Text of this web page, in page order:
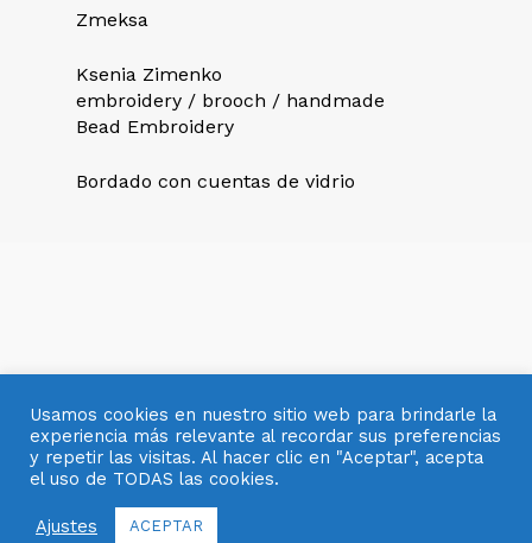
Zmeksa
Ksenia Zimenko
embroidery / brooch / handmade
Bead Embroidery
Bordado con cuentas de vidrio
© 2007- 2025 OBJETOS CON VIDRIO
Usamos cookies en nuestro sitio web para brindarle la
experiencia más relevante al recordar sus preferencias
y repetir las visitas. Al hacer clic en "Aceptar", acepta
el uso de TODAS las cookies.
Ajustes ACEPTAR